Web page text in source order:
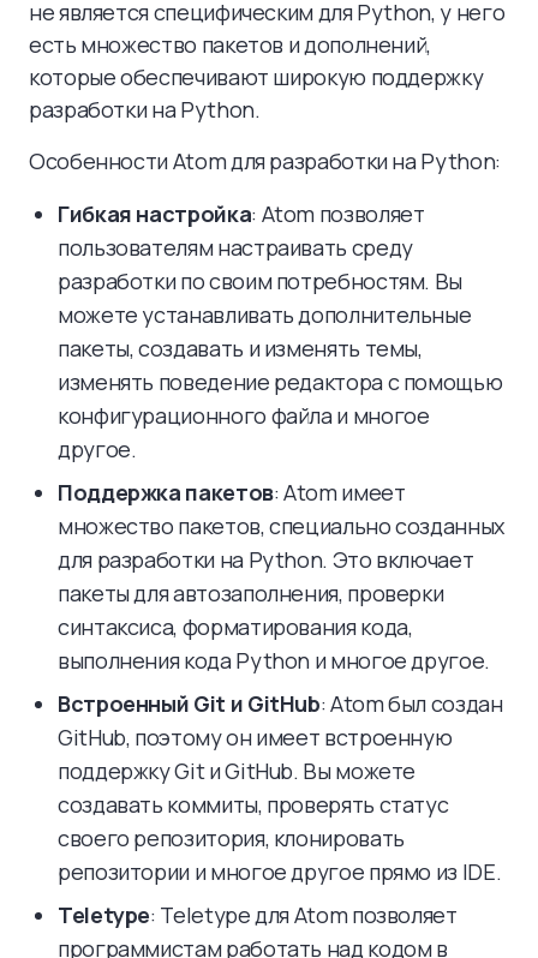
не является специфическим для Python, у него
есть множество пакетов и дополнений,
которые обеспечивают широкую поддержку
разработки на Python.
Особенности Atom для разработки на Python:
Гибкая настройка: Atom позволяет
пользователям настраивать среду
разработки по своим потребностям. Вы
можете устанавливать дополнительные
пакеты, создавать и изменять темы,
изменять поведение редактора с помощью
конфигурационного файла и многое
другое.
Поддержка пакетов: Atom имеет
множество пакетов, специально созданных
для разработки на Python. Это включает
пакеты для автозаполнения, проверки
синтаксиса, форматирования кода,
выполнения кода Python и многое другое.
Встроенный Git и GitHub: Atom был создан
GitHub, поэтому он имеет встроенную
поддержку Git и GitHub. Вы можете
создавать коммиты, проверять статус
своего репозитория, клонировать
репозитории и многое другое прямо из IDE.
Teletype: Teletype для Atom позволяет
программистам работать над кодом в